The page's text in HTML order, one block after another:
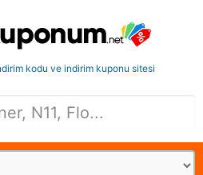
kodu ve indirim kuponu sitesi